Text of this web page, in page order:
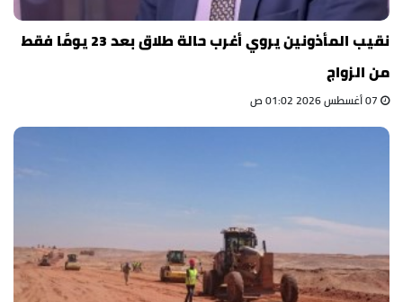
نقيب المأذونين يروي أغرب حالة طلاق بعد 23 يومًا فقط
من الزواج